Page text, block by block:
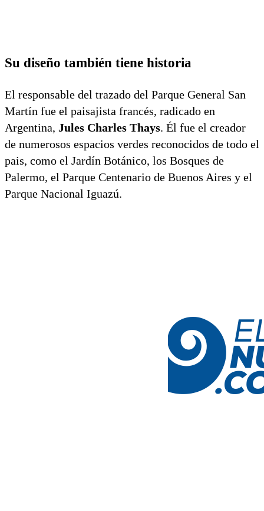
Su diseño también tiene historia
El responsable del trazado del Parque General San
Martín fue el paisajista francés, radicado en
Argentina, Jules Charles Thays. Él fue el creador
de numerosos espacios verdes reconocidos de todo el
pais, como el Jardín Botánico, los Bosques de
Palermo, el Parque Centenario de Buenos Aires y el
Parque Nacional Iguazú.